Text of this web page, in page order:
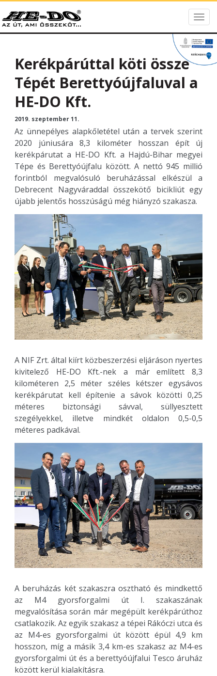
Kerékpárúttal köti össze
Tépét Berettyóújfaluval a
HE-DO Kft.
2019. szeptember 11.
Az ünnepélyes alapkőletétel után a tervek szerint
2020 júniusára 8,3 kilométer hosszan épít új
kerékpárutat a HE-DO Kft. a Hajdú-Bihar megyei
Tépe és Berettyóújfalu között. A nettó 945 millió
forintból megvalósuló beruházással elkészül a
Debrecent Nagyváraddal összekötő bicikliút egy
újabb jelentős hosszúságú még hiányzó szakasza.
A NIF Zrt. által kiírt közbeszerzési eljáráson nyertes
kivitelező HE-DO Kft.-nek a már említett 8,3
kilométeren 2,5 méter széles kétszer egysávos
kerékpárutat kell építenie a sávok közötti 0,25
méteres biztonsági sávval, süllyesztett
szegélyekkel, illetve mindkét oldalon 0,5-0,5
méteres padkával.
A beruházás két szakaszra osztható és mindkettő
az M4 gyorsforgalmi út I. szakaszának
megvalósítása során már megépült kerékpárúthoz
csatlakozik. Az egyik szakasz a tépei Rákóczi utca és
az M4-es gyorsforgalmi út között épül 4,9 km
hosszon, míg a másik 3,4 km-es szakasz az M4-es
gyorsforgalmi út és a berettyóújfalui Tesco áruház
között kerül kialakításra.